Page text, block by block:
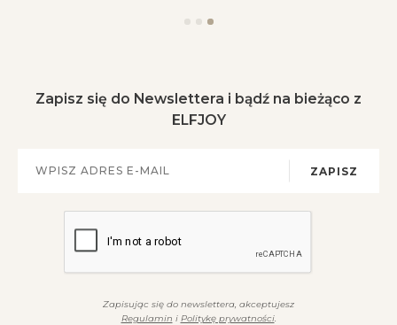
Zapisz się do Newslettera i bądź na bieżąco z
ELFJOY
ZAPISZ
Zapisując się do newslettera, akceptujesz
Regulamin i Politykę prywatności.